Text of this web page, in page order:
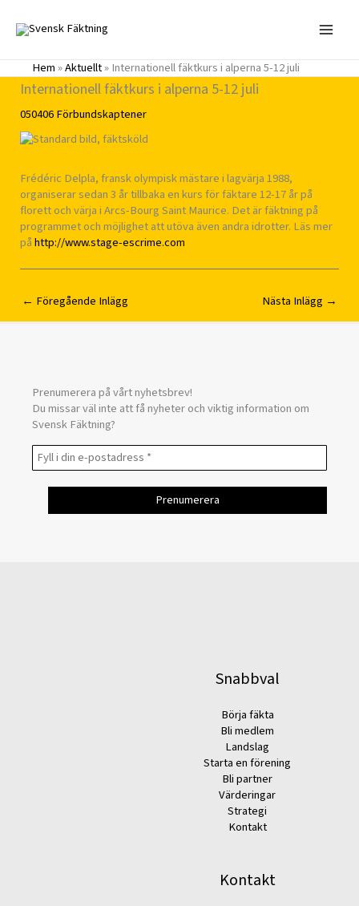
innehåll
Hem»Aktuellt»Internationell fäktkurs i alperna 5-12 juli
Internationell fäktkurs i alperna 5-12 juli
050406Förbundskaptener
Frédéric Delpla, fransk olympisk mästare i lagvärja 1988,
organiserar sedan 3 år tillbaka en kurs för fäktare 12-17 år på
florett och värja i Arcs-Bourg Saint Maurice. Det är fäktning på
programmet och möjlighet att utöva även andra idrotter. Läs mer
påhttp://www.stage-escrime.com
← Föregående Inlägg Nästa Inlägg →
Prenumerera på vårt nyhetsbrev!
Du missar väl inte att få nyheter och viktig information om
Svensk Fäktning?
Snabbval
Börja fäkta
Bli medlem
Landslag
Starta en förening
Bli partner
Värderingar
Strategi
Kontakt
Kontakt